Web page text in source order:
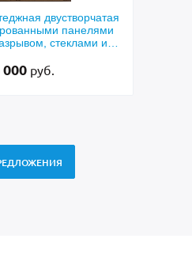
двустворчатая
панелями
стеклами и
000 руб.